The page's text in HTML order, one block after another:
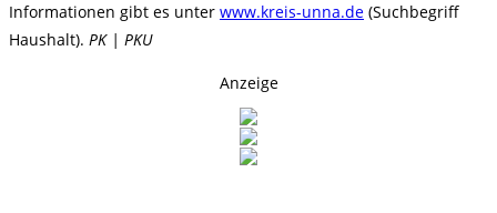
Informationen gibt es unter www.kreis-unna.de (Suchbegriff
Haushalt). PK | PKU
Anzeige